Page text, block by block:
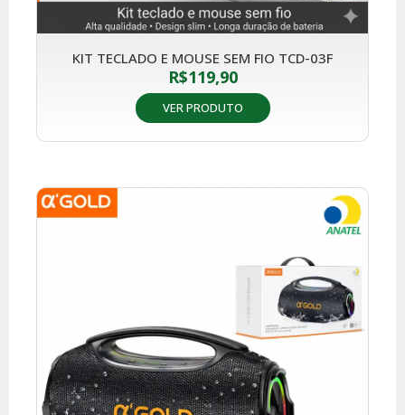
KIT TECLADO E MOUSE SEM FIO TCD-03F
R$119,90
VER PRODUTO